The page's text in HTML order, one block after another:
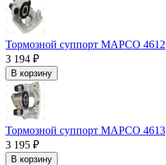
Тормозной суппорт MAPCO 4612
3 194 ₽
В корзину
Тормозной суппорт MAPCO 4613
3 195 ₽
В корзину